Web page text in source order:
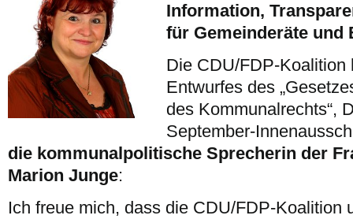
Information,
für Gemeinderäte und
Die CDU/FDP-Koalition
Entwurfes des
des Kommunalrechts“,
September-
die kommunalpolitische Sprecherin der
Marion Junge:
Ich freue mich, dass die CDU/FDP-Koalition